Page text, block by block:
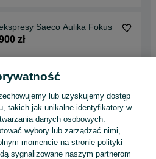
Saeco Aulika Fokus
zł
Łaszczyńskiego
21 lipca 2026
do kawy Royal G
zł
lub uzyskujemy dostęp
takich jak unikalne identyfikatory w
danych osobowych.
wybory lub zarządzać nimi,
momencie na stronie polityki
sygnalizowane naszym partnerom